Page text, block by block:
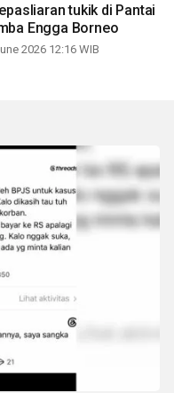
tukik di Pantai
Engga Borneo
2026 12:16 WIB